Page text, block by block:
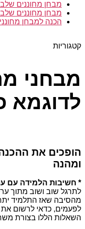
מבחן מחוננים
מבחן מחוננים
הכנה למבחן
קטגוריות
מבחני
לדוגמא
הופכים את
ומהנה
* חשיבות הלמידה עם
לתרגל שוב ושוב מתוך
מהסיבה שאז התלמיד
לפעמים, כדאי לרשום
השאלות הללו בצורת